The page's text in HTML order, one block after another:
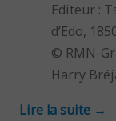
Editeur :
d’Edo,
© RMN-
Harry
Lire la suite →